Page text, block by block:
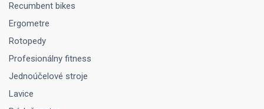
Recumbent bikes
Ergometre
Rotopedy
Profesionálny fitness
Jednoúčelové stroje
Lavice